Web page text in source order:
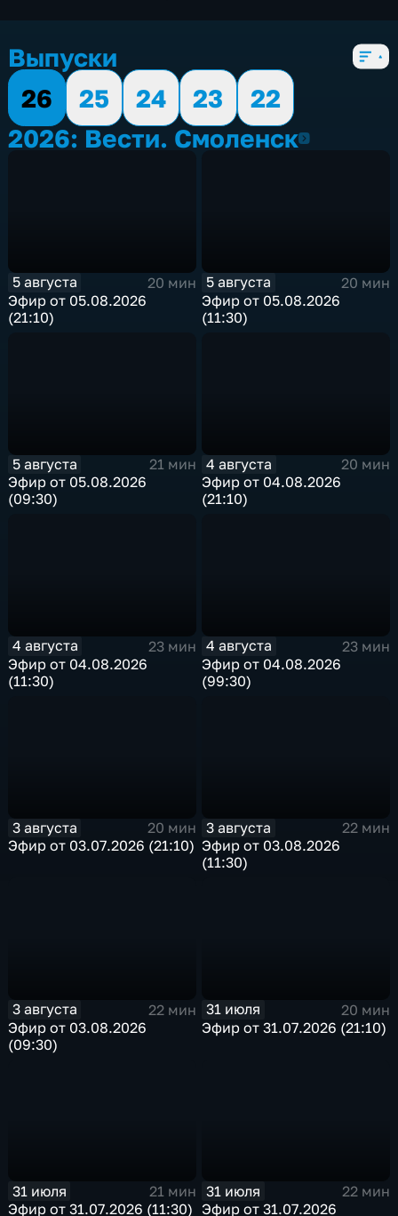
Выпуски
26
25 24 23
22
2026: Вести. Смоленск2026
5 августа
20 мин
Эфир от 05.08.2026
(21:10)
5 августа
20 мин
Эфир от 05.08.2026
(11:30)
5 августа
21 мин
Эфир от 05.08.2026
(09:30)
4 августа
20 мин
Эфир от 04.08.2026
(21:10)
4 августа
23 мин
Эфир от 04.08.2026
(11:30)
4 августа
23 мин
Эфир от 04.08.2026
(99:30)
3 августа
20 мин
Эфир от 03.07.2026 (21:10)
3 августа
22 мин
Эфир от 03.08.2026
(11:30)
3 августа
22 мин
Эфир от 03.08.2026
(09:30)
31 июля
20 мин
Эфир от 31.07.2026 (21:10)
31 июля
21 мин
Эфир от 31.07.2026 (11:30)
31 июля
22 мин
Эфир от 31.07.2026